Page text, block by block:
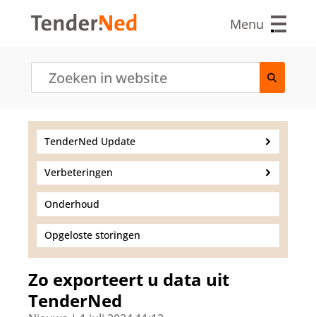
Menu
TenderNed Update
Verbeteringen
Onderhoud
Opgeloste storingen
Zo exporteert u data uit
TenderNed